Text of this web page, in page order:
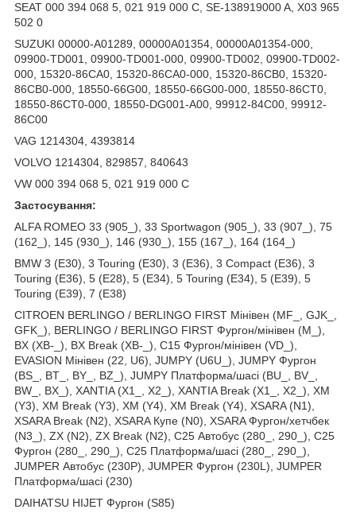
SEAT 000 394 068 5, 021 919 000 C, SE-138919000 A, X03 965
502 0
SUZUKI 00000-A01289, 00000A01354, 00000A01354-000,
09900-TD001, 09900-TD001-000, 09900-TD002, 09900-TD002-
000, 15320-86CA0, 15320-86CA0-000, 15320-86CB0, 15320-
86CB0-000, 18550-66G00, 18550-66G00-000, 18550-86CT0,
18550-86CT0-000, 18550-DG001-A00, 99912-84C00, 99912-
86C00
VAG 1214304, 4393814
VOLVO 1214304, 829857, 840643
VW 000 394 068 5, 021 919 000 C
Застосування:
ALFA ROMEO 33 (905_), 33 Sportwagon (905_), 33 (907_), 75
(162_), 145 (930_), 146 (930_), 155 (167_), 164 (164_)
BMW 3 (E30), 3 Touring (E30), 3 (E36), 3 Compact (E36), 3
Touring (E36), 5 (E28), 5 (E34), 5 Touring (E34), 5 (E39), 5
Touring (E39), 7 (E38)
CITROEN BERLINGO / BERLINGO FIRST Мінівен (MF_, GJK_,
GFK_), BERLINGO / BERLINGO FIRST Фургон/мінівен (M_),
BX (XB-_), BX Break (XB-_), C15 Фургон/мінівен (VD_),
EVASION Мінівен (22, U6), JUMPY (U6U_), JUMPY Фургон
(BS_, BT_, BY_, BZ_), JUMPY Платформа/шасі (BU_, BV_,
BW_, BX_), XANTIA (X1_, X2_), XANTIA Break (X1_, X2_), XM
(Y3), XM Break (Y3), XM (Y4), XM Break (Y4), XSARA (N1),
XSARA Break (N2), XSARA Купе (N0), XSARA Фургон/хетчбек
(N3_), ZX (N2), ZX Break (N2), C25 Автобус (280_, 290_), C25
Фургон (280_, 290_), C25 Платформа/шасі (280_, 290_),
JUMPER Автобус (230P), JUMPER Фургон (230L), JUMPER
Платформа/шасі (230)
DAIHATSU HIJET Фургон (S85)